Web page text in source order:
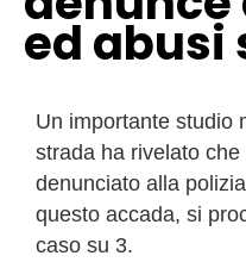
ed abusi
Un importante studio
strada ha rivelato
denunciato alla
questo accada, si
caso su 3.